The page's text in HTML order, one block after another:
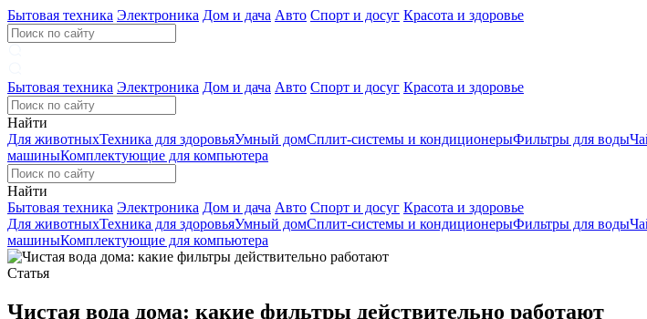
Бытовая техника Электроника Дом и дача Авто Спорт и досуг Красота и здоровье
Бытовая техника Электроника Дом и дача Авто Спорт и досуг Красота и здоровье
Найти
Для животныхТехника для здоровьяУмный домСплит-системы и кондиционерыФильтры для воды
машиныКомплектующие для компьютера
Найти
Бытовая техника Электроника Дом и дача Авто Спорт и досуг Красота и здоровье
Для животныхТехника для здоровьяУмный домСплит-системы и кондиционерыФильтры для воды
машиныКомплектующие для компьютера
Статья
Чистая вода дома: какие фильтры действительно работают